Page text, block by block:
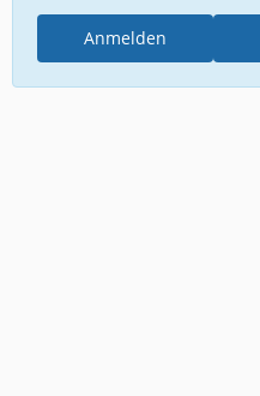
Anmelden